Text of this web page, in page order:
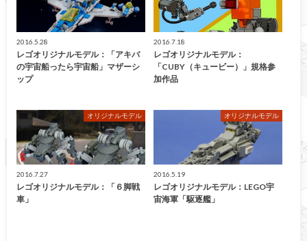
2016.5.28
レゴオリジナルモデル：「アキバ
の宇宙船ったら宇宙船」マザーシ
ップ
2016.7.18
レゴオリジナルモデル：
「CUBY（キュービー）」規格参
加作品
オリジナルモデル
2016.7.27
レゴオリジナルモデル：「６脚戦
車」
オリジナルモデル
2016.5.19
レゴオリジナルモデル：LEGO宇
宙海軍「駆逐艦」